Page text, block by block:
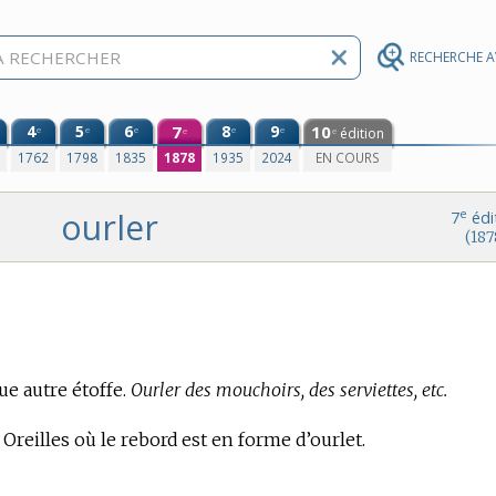
RECHERCHE
4e
1762
5e
1798
6e
1835
7e
1878
8e
1935
9e
2024
10e édition
EN COURS
7e
ourler
autre étoffe. Ourler des mouchoirs, des serviettes, etc.
Oreilles où le rebord est en forme d’ourlet.